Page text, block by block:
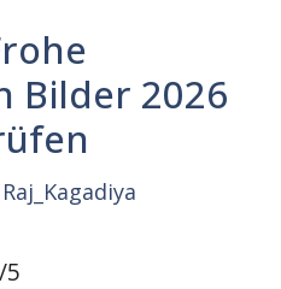
Bilder 2026
Raj_Kagadiya
5